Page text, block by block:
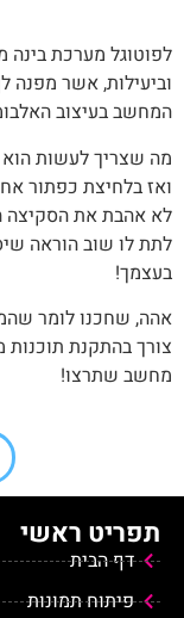
לפוטוגל מערכת
וביעילות, אשר מפנה
המחשב בעיצוב
מה שצריך לעשות
ואז בלחיצת כפתור
לא אהבת את הסקיצה
לתת לו שוב הוראה
בעצמך!
אהה, שחכנו לומר
צורך בהתקנת תוכנות
מחשב שתרצו!
תפריט ראשי
דף הבית
פיתוח תמונות